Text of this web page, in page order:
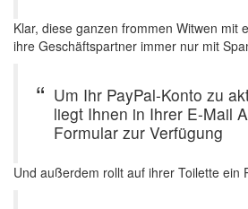
Klar, diese ganzen frommen Witwen mit
ihre Geschäftspartner immer nur mit
Um Ihr PayPal-Konto zu
liegt Ihnen in Ihrer E-Mail
Formular zur Verfügung
Und außerdem rollt auf ihrer Toilette ein